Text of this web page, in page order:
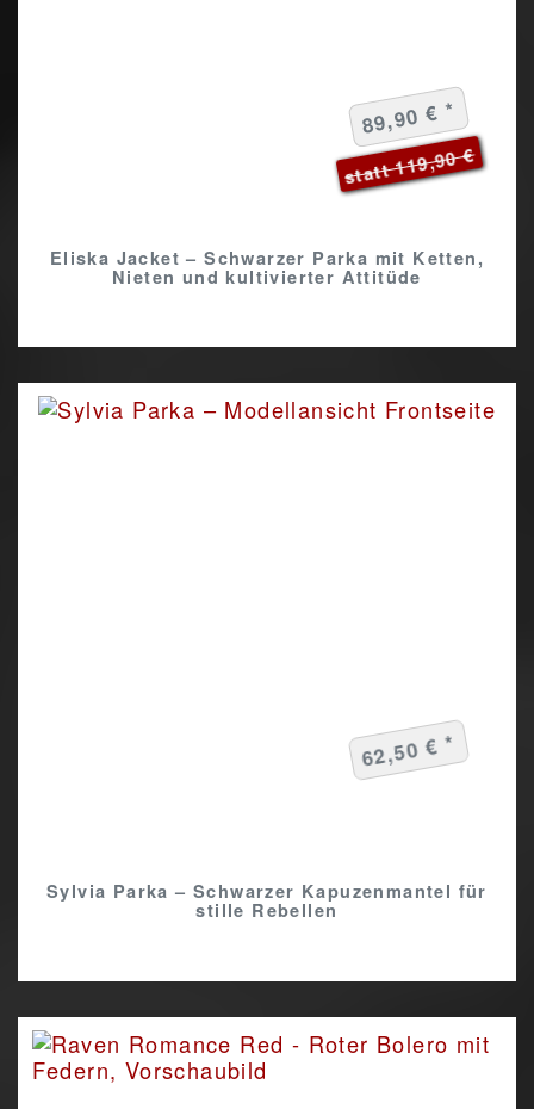
Eliska Jacket – Schwarzer Parka mit Ketten,
Nieten und kultivierter Attitüde
statt 119,90 €
89,90 € *
Sylvia Parka – Schwarzer Kapuzenmantel für
stille Rebellen
62,50 € *